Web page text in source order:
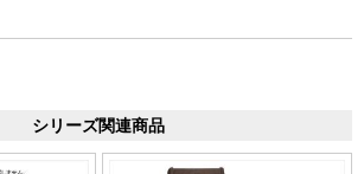
シリーズ関連商品